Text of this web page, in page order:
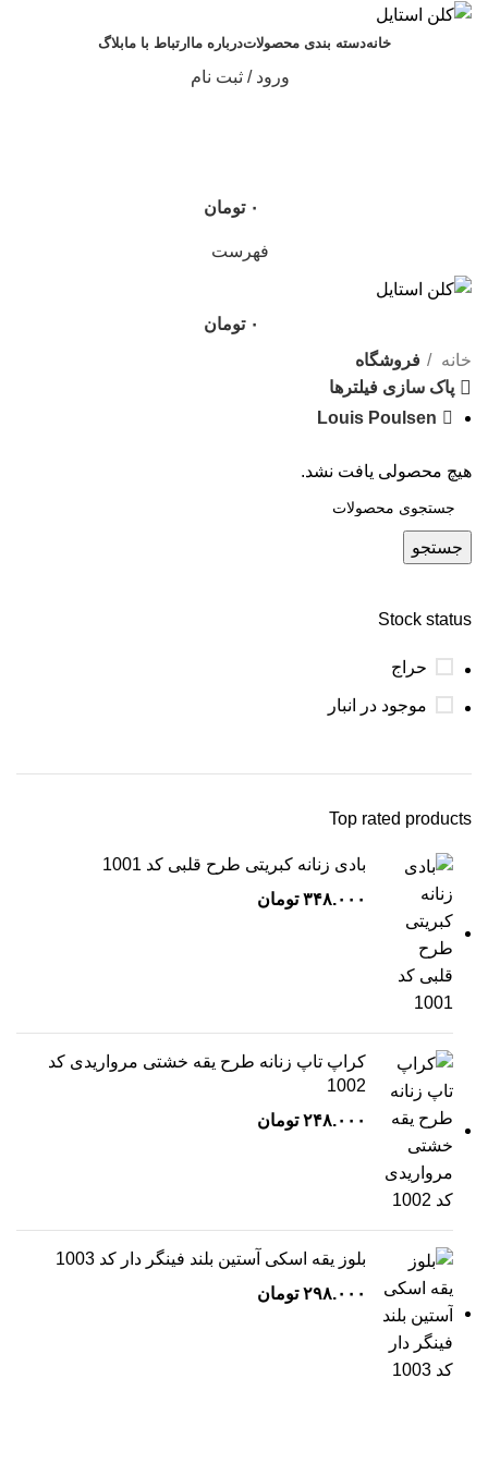
خانهدسته بندی محصولاتدرباره ما ارتباط با مابلاگ
ورود / ثبت نام
۰ تومان
فهرست
۰ تومان
Stock status
حراج
موجود در انبار
Top rated products
بادی زنانه کبریتی طرح قلبی کد 1001
۳۴۸.۰۰۰ تومان
کراپ تاپ زنانه طرح یقه خشتی مرواریدی کد
1002
۲۴۸.۰۰۰ تومان
بلوز یقه اسکی آستین بلند فینگر دار کد 1003
۲۹۸.۰۰۰ تومان
خانه
فروشگاه
پاک سازی فیلترها
Louis Poulsen
هیچ محصولی یافت نشد.
جستجو